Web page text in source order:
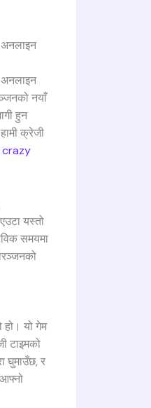
अनलाइन
अनलाइन
नयाँ
हुन
क्रेजी
crazy
यस्तो
समयमा
हो। यो गेम
टाइमको
घुमाउँछ, र